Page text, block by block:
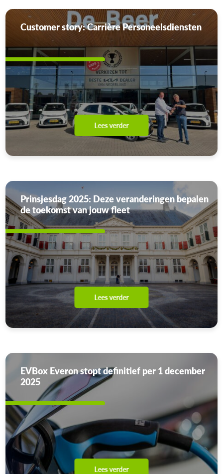
Customer story: Carrière Personeelsdiensten
Lees verder
Prinsjesdag 2025: Deze veranderingen bepalen
de toekomst van jouw fleet
Lees verder
EVBox Everon stopt definitief per 1 december
2025
Lees verder